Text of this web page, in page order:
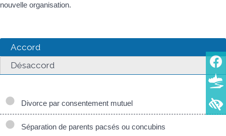
nouvelle organisation.
Accord
Désaccord
Divorce par consentement mutuel
Séparation de parents pacsés ou concubins